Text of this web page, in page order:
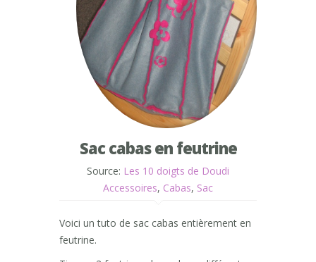
Sac cabas en feutrine
Source: Les 10 doigts de Doudi
Accessoires, Cabas, Sac
Voici un tuto de sac cabas entièrement en
feutrine.